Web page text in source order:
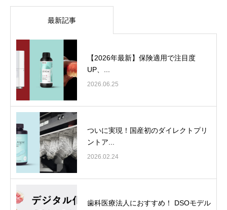
最新記事
【2026年最新】保険適用で注目度
UP、...
2026.06.25
ついに実現！国産初のダイレクトプリ
ントア...
2026.02.24
歯科医療法人におすすめ！ DSOモデル